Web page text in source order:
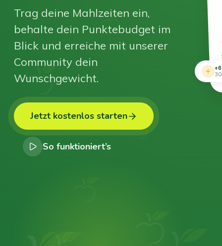
Trag deine Mahlzeiten ein,
behalte dein Punktebudget im
Blick und erreiche mit unserer
Community dein
Wunschgewicht.
Jetzt kostenlos starten
So funktioniert’s